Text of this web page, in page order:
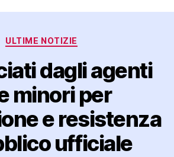
Categorie
ULTIME NOTIZIE
dagli agenti
minori per
e resistenza
ufficiale